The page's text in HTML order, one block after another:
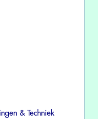
& Techniek